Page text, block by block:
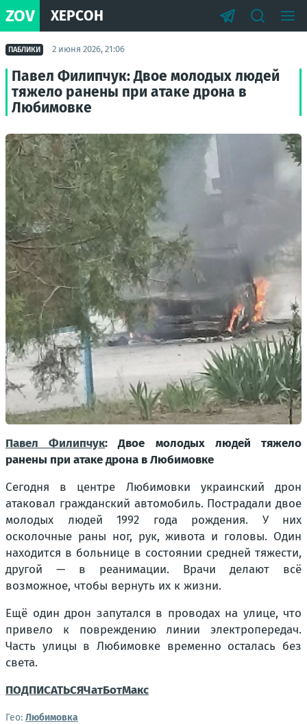
ZOV ХЕРСОН
ПАБЛИКИ 2 июня 2026, 21:06
Павел Филипчук: Двое молодых людей
тяжело ранены при атаке дрона в
Любимовке
Павел Филипчук: Двое молодых людей тяжело
ранены при атаке дрона в Любимовке
Сегодня в центре Любимовки украинский дрон
атаковал гражданский автомобиль. Пострадали двое
молодых людей 1992 года рождения. У них
осколочные раны ног, рук, живота и головы. Один
находится в больнице в состоянии средней тяжести,
другой — в реанимации. Врачи делают всё
возможное, чтобы вернуть их к жизни.
Ещё один дрон запутался в проводах на улице, что
привело к повреждению линии электропередач.
Часть улицы в Любимовке временно осталась без
света.
ПОДПИСАТЬСЯЧатБотМакс
Гео: Любимовка